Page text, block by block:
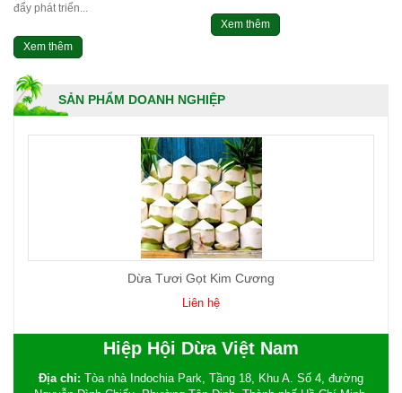
đẩy phát triển...
Xem thêm
Xem thêm
SẢN PHẨM DOANH NGHIỆP
Dừa Tươi Gọt Kim Cương
Liên hệ
Hiệp Hội Dừa Việt Nam
Địa chỉ: Tòa nhà Indochia Park, Tầng 18, Khu A. Số 4, đường